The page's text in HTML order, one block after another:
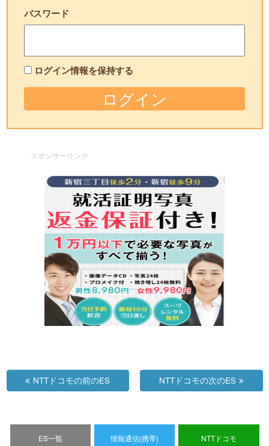
パスワード
ログイン情報を保持する
スポンサーリンク
NTTドコモの前のES NTTドコモの次のES
ES一覧
情報通信(携帯)
NTTドコモ